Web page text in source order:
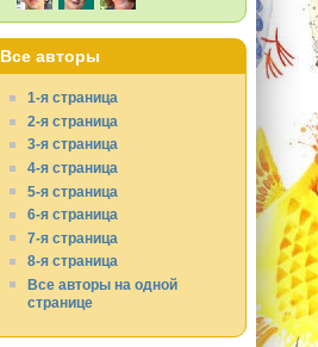
Все авторы
1-я страница
2-я страница
3-я страница
4-я страница
5-я страница
6-я страница
7-я страница
8-я страница
Все авторы на одной
странице